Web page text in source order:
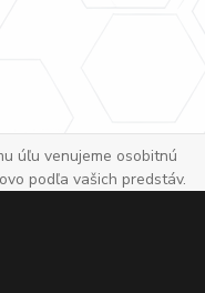
úľu venujeme osobitnú
podľa vašich predstáv.